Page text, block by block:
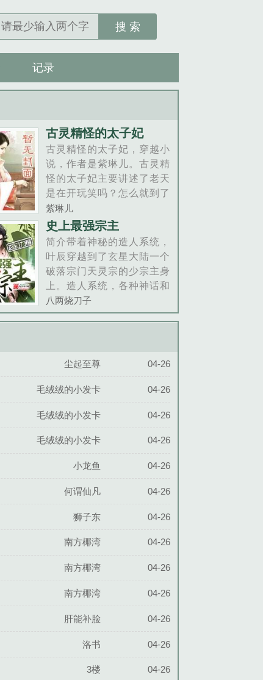
搜 索
记录
古灵精怪的太子妃
古灵精怪的太子妃，穿越小
说，作者是紫琳儿。古灵精
怪的太子妃主要讲述了老天
是在开玩笑吗？怎么就到了
明朝？还好，这里真美男不
少…英俊斯文的二皇子暗生
情愫，可爱天真的八皇子一
见钟情，一连串的意外却让
30年前的传说成真，什么，
她是命中注......
紫琳儿
史上最强宗主
简介带着神秘的造人系统，
叶辰穿越到了玄星大陆一个
破落宗门天灵宗的少宗主身
上。造人系统，各种神话和
历史上的人物都可以创造出
来，剑仙人神妖王神剑宗的
教调教他们！妖......
八两烧刀子
尘起至尊 04-26
毛绒绒的小发卡 04-26
毛绒绒的小发卡 04-26
毛绒绒的小发卡 04-26
小龙鱼 04-26
何谓仙凡 04-26
狮子东 04-26
南方椰湾 04-26
南方椰湾 04-26
南方椰湾 04-26
肝能补脸 04-26
洛书 04-26
3楼 04-26